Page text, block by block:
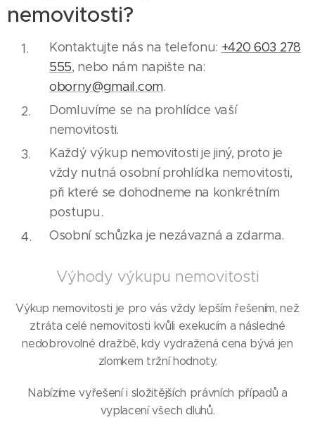
nemovitosti?
Kontaktujte nás na telefonu: +420 603 278
555, nebo nám napište na:
oborny@gmail.com.
Domluvíme se na prohlídce vaší
nemovitosti.
Každý výkup nemovitosti je jiný, proto je
vždy nutná osobní prohlídka nemovitosti,
při které se dohodneme na konkrétním
postupu.
Osobní schůzka je nezávazná a zdarma.
Výhody výkupu nemovitosti
Výkup nemovitosti je pro vás vždy lepším řešením, než
ztráta celé nemovitosti kvůli exekucím a následné
nedobrovolné dražbě, kdy vydražená cena bývá jen
zlomkem tržní hodnoty.
Nabízíme vyřešení i složitějších právních případů a
vyplacení všech dluhů.